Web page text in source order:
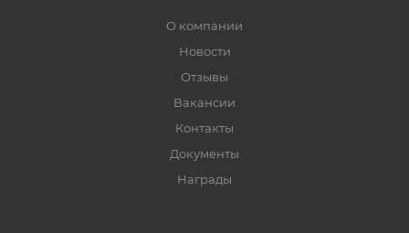
О компании
Новости
Отзывы
Вакансии
Контакты
Документы
Награды